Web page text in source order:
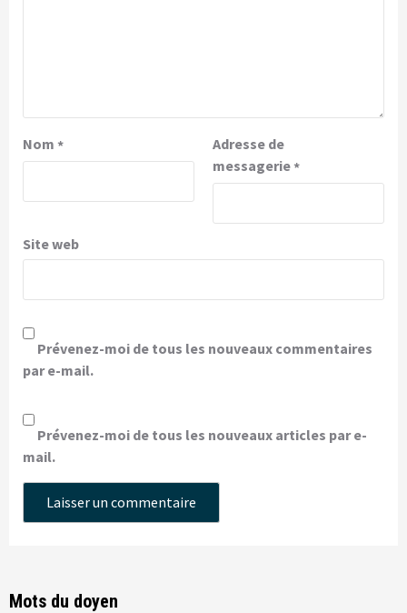
Nom *
Adresse de
messagerie*
Site web
Prévenez-moi de tous les nouveaux commentaires
par e-mail.
Prévenez-moi de tous les nouveaux articles par e-
mail.
Mots du doyen